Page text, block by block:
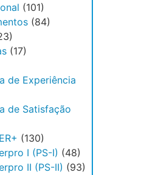
(101)
(84)
(17)
de Experiência
de Satisfação
(130)
I (PS-I) (48)
II (PS-II) (93)